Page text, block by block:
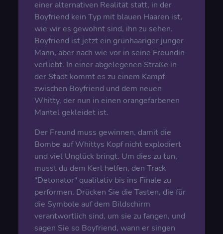
einer alternativen Realität statt, in der
Boyfriend kein Typ mit blauen Haaren ist,
wie wir es gewohnt sind, ihn zu sehen.
Boyfriend ist jetzt ein grünhaariger junger
Mann, aber nach wie vor in seine Freundin
verliebt. In einer abgelegenen Straße in
der Stadt kommt es zu einem Kampf
zwischen Boyfriend und dem neuen
Whitty, der nun in einen orangefarbenen
Mantel gekleidet ist.
Der Freund muss gewinnen, damit die
Bombe auf Whittys Kopf nicht explodiert
und viel Unglück bringt. Um dies zu tun,
musst du dem Kerl helfen, den Track
"Detonator" qualitativ bis ins Finale zu
performen. Drücken Sie die Tasten, die für
die Symbole auf dem Bildschirm
verantwortlich sind, um sie zu fangen, und
sagen Sie so Boyfriend, wann er singen